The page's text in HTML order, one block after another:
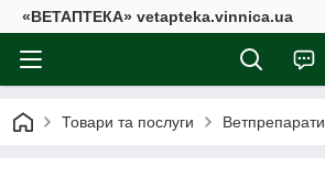
«ВЕТАПТЕКА» vetapteka.vinnica.ua
Товари та послуги Ветпрепарати